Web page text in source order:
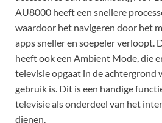
AU8000 heeft een snellere
waardoor het navigeren door het
apps sneller en soepeler verloopt.
heeft ook een Ambient Mode, die
televisie opgaat in de achtergrond
gebruik is. Dit is een handige
televisie als onderdeel van het
dienen.